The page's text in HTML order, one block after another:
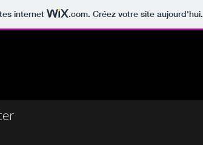
internet .com. Créez votre site aujourd'hui.